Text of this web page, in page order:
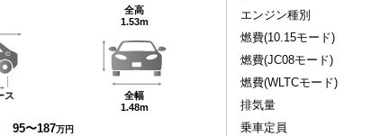
ス
全高
1.53m
全幅
1.48m
95〜187万円
エンジン種別
燃費(10.15モード)
燃費(JC08モード)
燃費(WLTCモード)
排気量
乗車定員